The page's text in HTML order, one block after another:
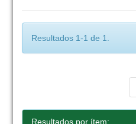
Resultados 1-1 de 1.
Resultados por ítem: